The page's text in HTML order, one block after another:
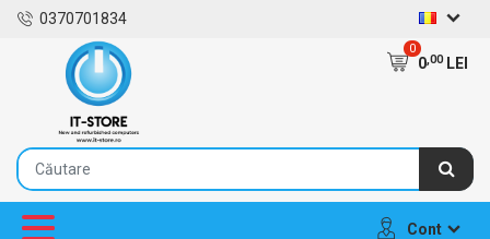
0370701834
0
0,00LEI
Cont